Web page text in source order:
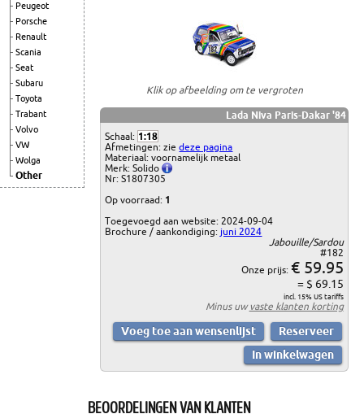
Peugeot
Porsche
Renault
Scania
Seat
Subaru
Toyota
Trabant
Volvo
VW
Wolga
Other
Klik op afbeelding om te vergroten
Lada Niva Paris-Dakar '84
Schaal: 1:18
Afmetingen: ziedeze pagina
Materiaal: voornamelijk metaal
Merk: Solido
Nr: S1807305
Op voorraad: 1
Toegevoegd aan website: 2024-09-04
Brochure / aankondiging: juni 2024
Jabouille/Sardou
#182
Onze prijs: € 59.95
= $ 69.15
incl. 15% US tariffs
Minus uwvaste klanten korting
BEOORDELINGEN VAN KLANTEN